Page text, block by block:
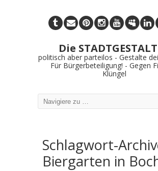
Die
politisch aber parteilos - Gestalte
Für Bürgerbeteiligung! - Gegen
Klüngel
Schlagwort-
Biergarten in